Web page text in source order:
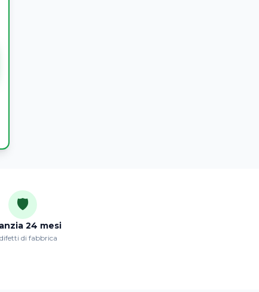
🛡️
24 mesi
di fabbrica